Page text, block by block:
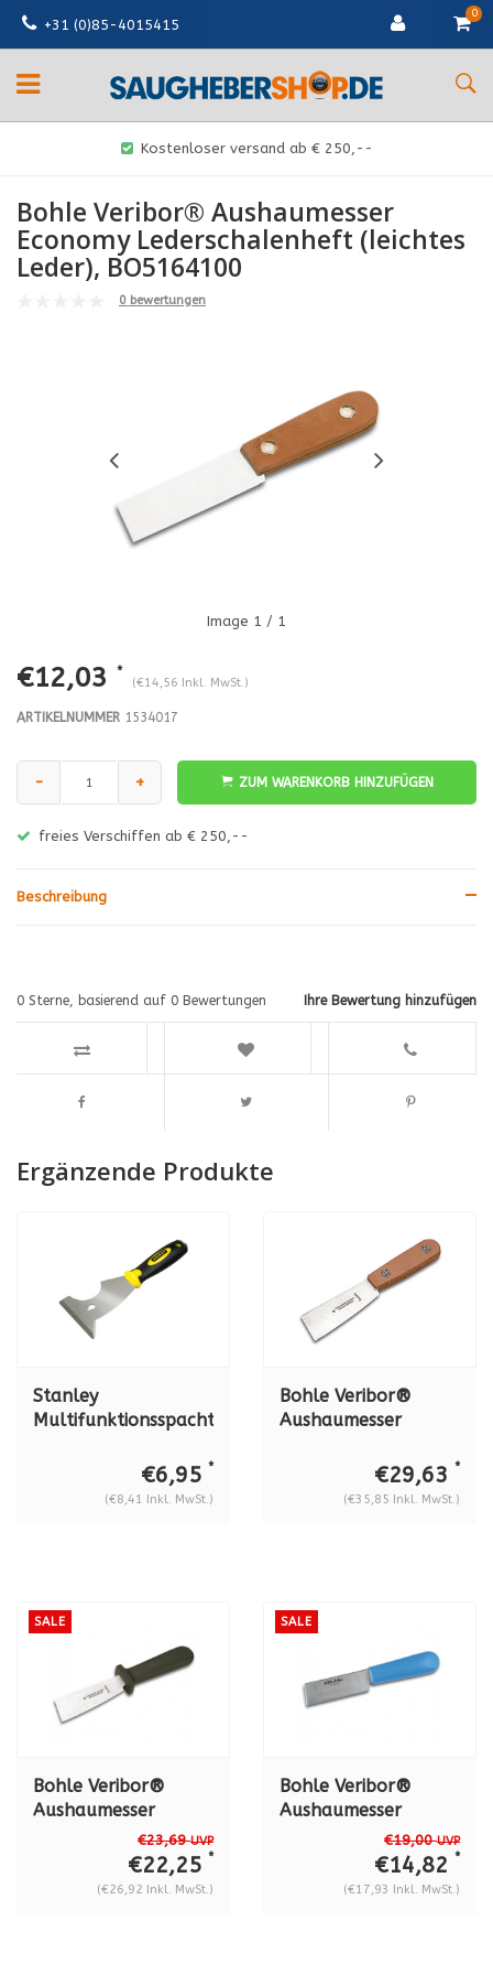
+31 (0)85-4015415
0
Kostenloser versand ab € 250,--
Bohle Veribor® Aushaumesser
Economy Lederschalenheft (leichtes
Leder), BO5164100
0 bewertungen
Image 1 / 1
€12,03 *
(€14,56 Inkl. MwSt.)
ARTIKELNUMMER 1534017
- + ZUM WARENKORB HINZUFÜGEN
freies Verschiffen ab € 250,--
Beschreibung
Ihre Bewertung hinzufügen
0 Sterne, basierend auf 0 Bewertungen
Ergänzende Produkte
Stanley
Multifunktionsspachtel
€6,95 *
(€8,41 Inkl. MwSt.)
Bohle Veribor®
Aushaumesser
Lederschalenheft,
€29,63 *
(€35,85 Inkl. MwSt.)
SALE
Bohle Veribor®
Aushaumesser
Premium "DON
Kunststoffheft
€23,69UVP
€22,25 *
(€26,92 Inkl. MwSt.)
SALE
Bohle Veribor®
Aushaumesser
Kunststoffheft BO
5164000
€19,00UVP
€14,82 *
(€17,93 Inkl. MwSt.)